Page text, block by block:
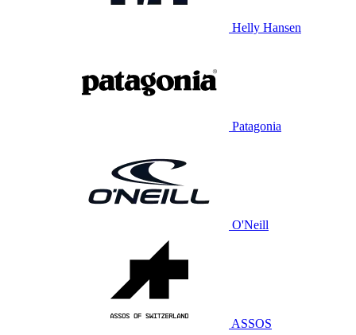
Helly Hansen
Patagonia
O'Neill
ASSOS